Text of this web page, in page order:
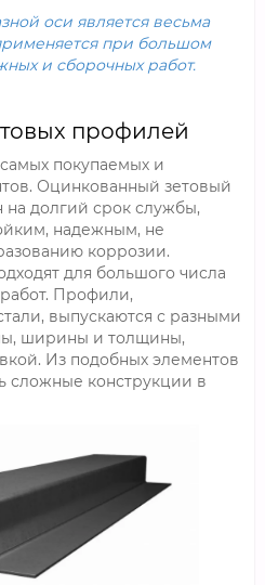
оси является весьма
при большом
и сборочных работ.
профилей
покупаемых и
Оцинкованный зетовый
на долгий срок службы,
надежным, не
коррозии.
для большого числа
Профили,
выпускаются с разными
ширины и толщины,
Из подобных элементов
сложные конструкции в